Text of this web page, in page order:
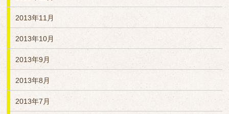
2013年11月
2013年10月
2013年9月
2013年8月
2013年7月